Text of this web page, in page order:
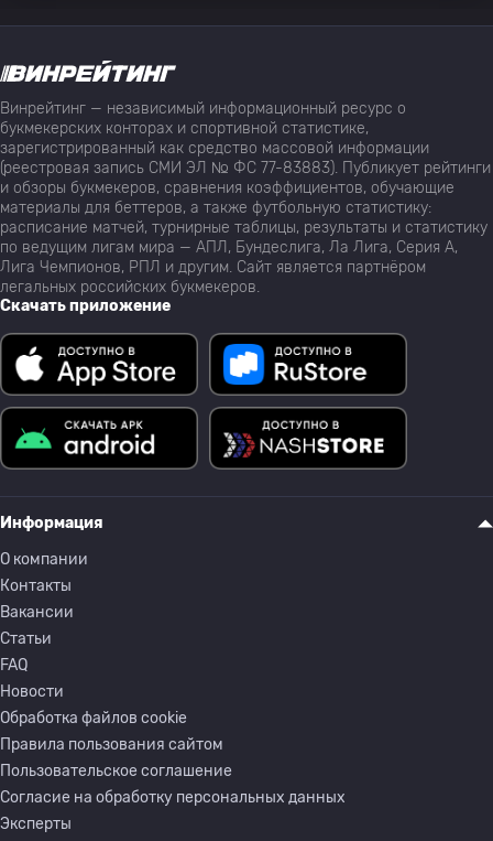
Винрейтинг — независимый информационный ресурс о
букмекерских конторах и спортивной статистике,
зарегистрированный как средство массовой информации
(реестровая запись СМИ ЭЛ № ФС 77-83883). Публикует рейтинги
и обзоры букмекеров, сравнения коэффициентов, обучающие
материалы для беттеров, а также футбольную статистику:
расписание матчей, турнирные таблицы, результаты и статистику
по ведущим лигам мира — АПЛ, Бундеслига, Ла Лига, Серия А,
Лига Чемпионов, РПЛ и другим. Сайт является партнёром
легальных российских букмекеров.
Скачать приложение
Информация
О компании
Контакты
Вакансии
Статьи
FAQ
Новости
Обработка файлов cookie
Правила пользования сайтом
Пользовательское соглашение
Согласие на обработку персональных данных
Эксперты